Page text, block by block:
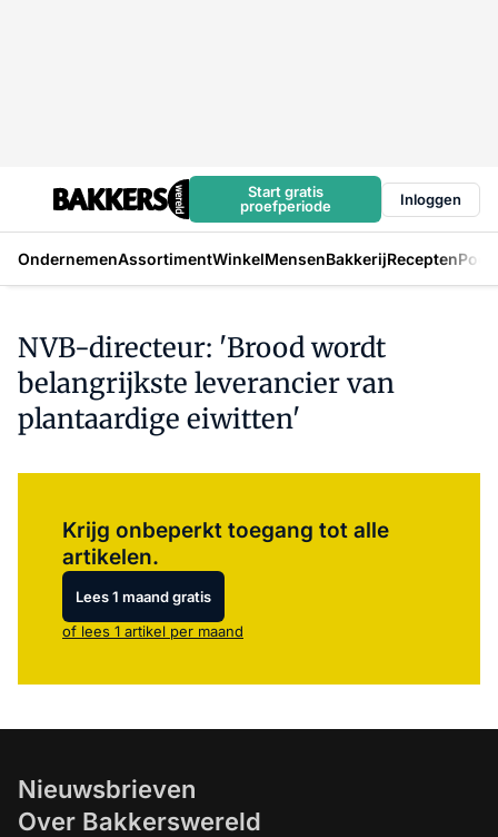
Start gratis
proefperiode
Inloggen
OndernemenAssortimentWinkelMensenBakkerijRecepten
NVB-directeur: 'Brood wordt
belangrijkste leverancier van
plantaardige eiwitten'
Krijg onbeperkt toegang tot alle
artikelen.
Lees 1 maand gratis
of lees 1 artikel per maand
Nieuwsbrieven
Over Bakkerswereld